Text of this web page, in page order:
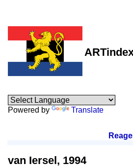
Powered by Translate
van Iersel, 1994